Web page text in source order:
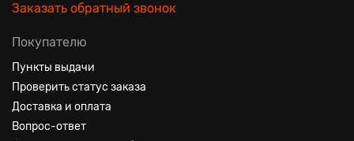
Заказать обратный звонок
Покупателю
Пункты выдачи
Проверить статус заказа
Доставка и оплата
Вопрос-ответ